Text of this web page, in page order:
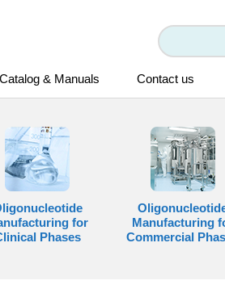
Catalog & Manuals Contact us
for
Phases
Manufacturing
Commercial